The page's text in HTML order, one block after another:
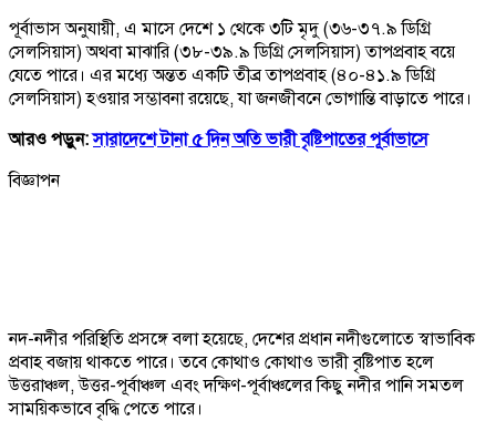
পূর্বাভাস অনুযায়ী, এ মাসে দেশে ১ থেকে ৩টি মৃদু (৩৬-৩৭.৯ ডিগ্রি
সেলসিয়াস) অথবা মাঝারি (৩৮-৩৯.৯ ডিগ্রি সেলসিয়াস) তাপপ্রবাহ বয়ে
যেতে পারে। এর মধ্যে অন্তত একটি তীব্র তাপপ্রবাহ (৪০-৪১.৯ ডিগ্রি
সেলসিয়াস) হওয়ার সম্ভাবনা রয়েছে, যা জনজীবনে ভোগান্তি বাড়াতে পারে।
আরও পড়ুন:সারাদেশে টানা ৫ দিন অতি ভারী বৃষ্টিপাতের পূর্বাভাসে
বিজ্ঞাপন
নদ-নদীর পরিস্থিতি প্রসঙ্গে বলা হয়েছে, দেশের প্রধান নদীগুলোতে স্বাভাবিক
প্রবাহ বজায় থাকতে পারে। তবে কোথাও কোথাও ভারী বৃষ্টিপাত হলে
উত্তরাঞ্চল, উত্তর-পূর্বাঞ্চল এবং দক্ষিণ-পূর্বাঞ্চলের কিছু নদীর পানি সমতল
সাময়িকভাবে বৃদ্ধি পেতে পারে।